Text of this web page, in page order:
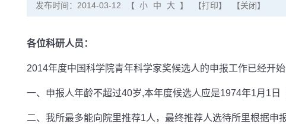
发布时间：2014-03-12 【 小 中 大 】 【打印】 【关闭】
各位科研人员：
2014年度中国科学院青年科学家奖候选人的申报工作已经开始
一、申报人年龄不超过40岁,本年度候选人应是1974年1月 1 日
二、我所最多能向院里推荐1人，最终推荐人选待所里根据申